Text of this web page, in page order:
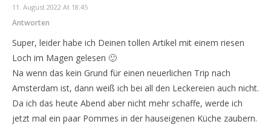
11. August 2022 At 18:45
Antworten
Super, leider habe ich Deinen tollen Artikel mit einem riesen
Loch im Magen gelesen 🙂
Na wenn das kein Grund für einen neuerlichen Trip nach
Amsterdam ist, dann weiß ich bei all den Leckereien auch nicht.
Da ich das heute Abend aber nicht mehr schaffe, werde ich
jetzt mal ein paar Pommes in der hauseigenen Küche zaubern.